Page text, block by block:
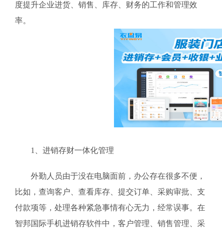
度提升企业进货、销售、库存、财务的工作和管理效
率。
1、进销存财一体化管理
外勤人员由于没在电脑面前，办公存在很多不便，
比如，查询客户、查看库存、提交订单、采购审批、支
付款项等，处理各种紧急事情有心无力，经常误事。在
智邦国际手机进销存软件中，客户管理、销售管理、采